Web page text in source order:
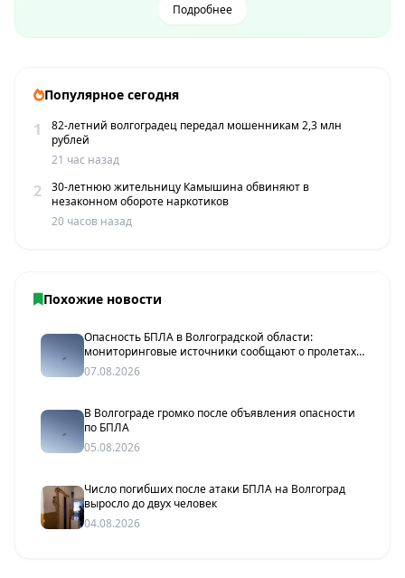
Подробнее
Популярное сегодня
1
82-летний волгоградец передал мошенникам 2,3 млн
рублей
21 час назад
2
30-летнюю жительницу Камышина обвиняют в
незаконном обороте наркотиков
20 часов назад
Похожие новости
Опасность БПЛА в Волгоградской области:
мониторинговые источники сообщают о пролетах
беспилотников
07.08.2026
В Волгограде громко после объявления опасности
по БПЛА
05.08.2026
Число погибших после атаки БПЛА на Волгоград
выросло до двух человек
04.08.2026